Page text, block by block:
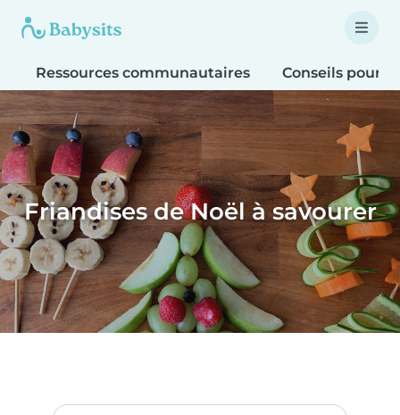
Ressources communautaires Conseils pour
Friandises de Noël à savourer